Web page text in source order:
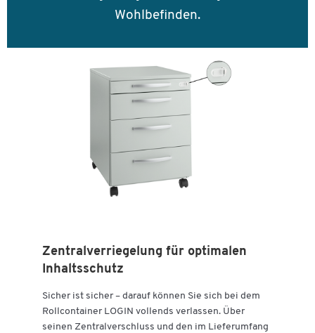
Wohlbefinden.
Zentralverriegelung für optimalen
Inhaltsschutz
Sicher ist sicher – darauf können Sie sich bei dem
Rollcontainer LOGIN vollends verlassen. Über
seinen Zentralverschluss und den im Lieferumfang
Zum Zoomen doppeltippen